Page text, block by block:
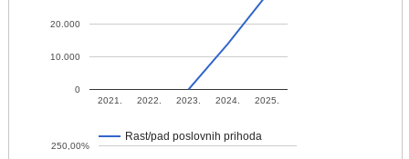
2021. 2022. 2023. 2024. 2025.
0
10.000
20.000
Rast/pad poslovnih prihoda
250,00%